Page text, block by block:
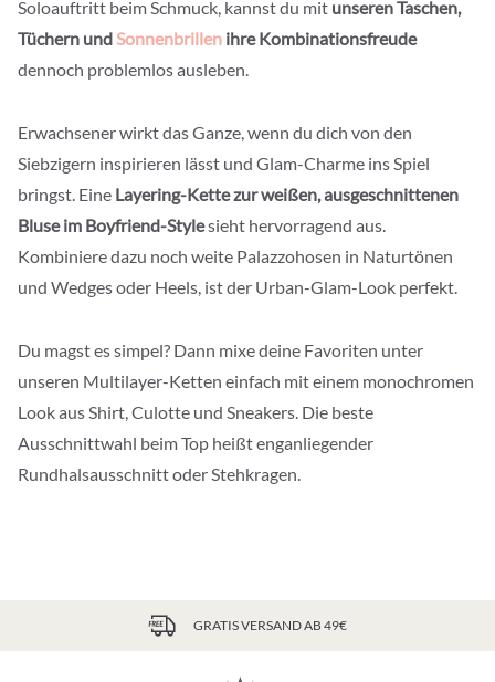
Soloauftritt beim Schmuck, kannst du mit unseren Taschen,
Tüchern undSonnenbrillen ihre Kombinationsfreude
dennoch problemlos ausleben.
Erwachsener wirkt das Ganze, wenn du dich von den
Siebzigern inspirieren lässt und Glam-Charme ins Spiel
bringst. Eine Layering-Kette zur weißen, ausgeschnittenen
Bluse im Boyfriend-Stylesieht hervorragend aus.
Kombiniere dazu noch weite Palazzohosen in Naturtönen
und Wedges oder Heels, ist der Urban-Glam-Look perfekt.
Du magst es simpel? Dann mixe deine Favoriten unter
unseren Multilayer-Ketten einfach mit einem monochromen
Look aus Shirt, Culotte und Sneakers. Die beste
Ausschnittwahl beim Top heißt enganliegender
Rundhalsausschnitt oder Stehkragen.
GRATIS VERSAND AB 49€